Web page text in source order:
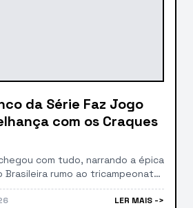
da Série Faz Jogo
com os Craques
com tudo, narrando a épica
Brasileira rumo ao tricampeonato
1970. No entanto, além da
momentos históricos, o que
LER MAIS ->